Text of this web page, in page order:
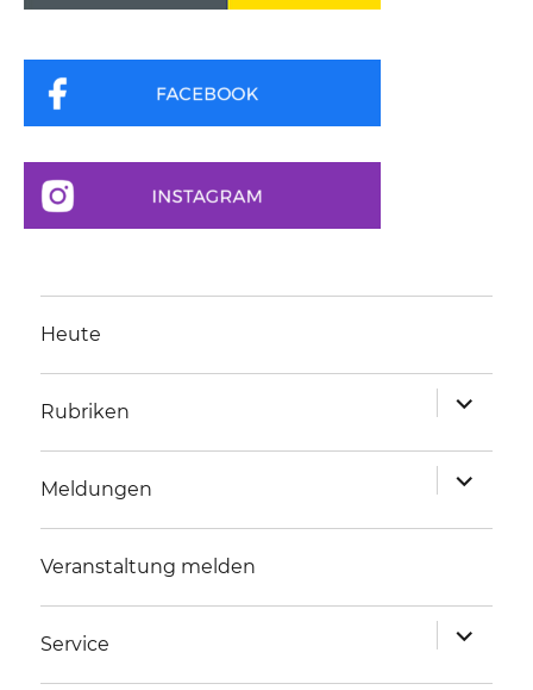
Heute
Rubriken
anzeigen
Meldungen
anzeigen
Veranstaltung melden
Service
anzeigen